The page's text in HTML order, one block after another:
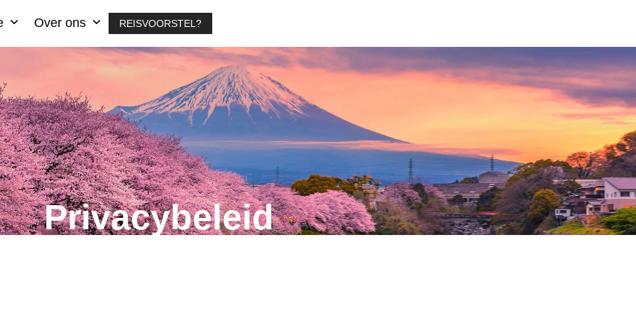
Over ons REISVOORSTEL?
Privacybeleid